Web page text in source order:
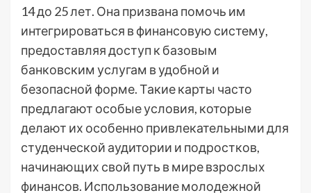
14 до 25 лет. Она призвана помочь им
интегрироваться в финансовую систему,
предоставляя доступ к базовым
банковским услугам в удобной и
безопасной форме. Такие карты часто
предлагают особые условия, которые
делают их особенно привлекательными для
студенческой аудитории и подростков,
начинающих свой путь в мире взрослых
финансов. Использование молодежной